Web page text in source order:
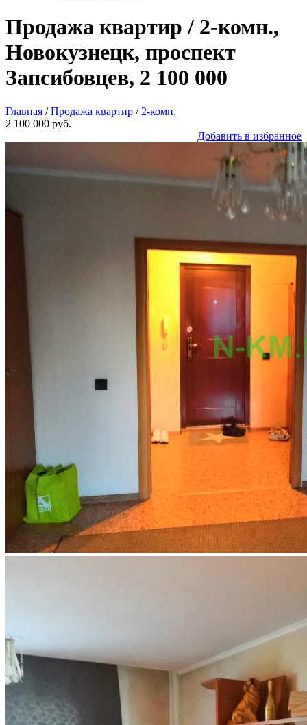
Продажа квартир / 2-комн.,
Новокузнецк, проспект
Запсибовцев, 2 100 000
Главная /Продажа квартир / 2-комн.
2 100 000 руб.
Добавить в избранное